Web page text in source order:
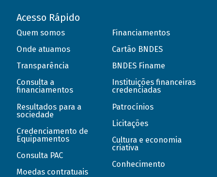
Acesso Rápido
Quem somos
Onde atuamos
Transparência
Consulta a
financiamentos
Resultados para a
sociedade
Credenciamento de
Equipamentos
Consulta PAC
Moedas contratuais
Financiamentos
Cartão BNDES
BNDES Finame
Instituições financeiras
credenciadas
Patrocínios
Licitações
Cultura e economia
criativa
Conhecimento